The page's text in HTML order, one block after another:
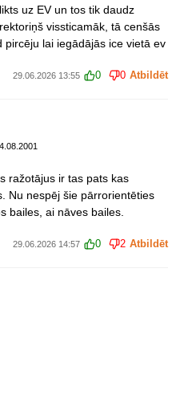
uz EV un tos tik daudz
vissticamāk, tā cenšās
lai iegādājās ice vietā ev
29.06.2026 13:55 0 0 Atbildēt
ražotājus ir tas pats kas
Nu nespēj šie pārrorientēties
bailes, ai nāves bailes.
29.06.2026 14:57 0 2 Atbildēt